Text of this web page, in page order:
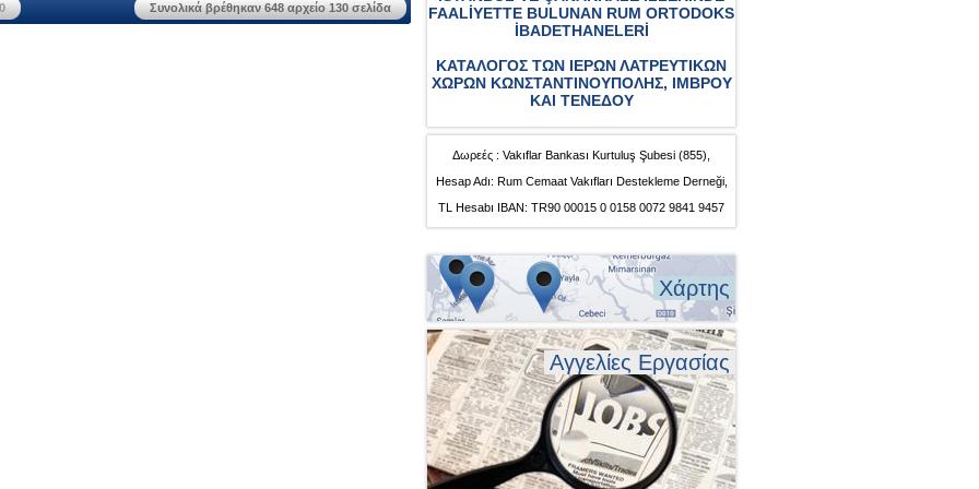
Συνολικά βρέθηκαν 648 αρχείο 130 σελίδα
FAALİYETTE BULUNAN RUM ORTODOKS
İBADETHANELERİ
ΚΑΤΑΛΟΓΟΣ ΤΩΝ ΙΕΡΩΝ ΛΑΤΡΕΥΤΙΚΩΝ
ΧΩΡΩΝ ΚΩΝΣΤΑΝΤΙΝΟΥΠΟΛΗΣ, ΙΜΒΡΟΥ
ΚΑΙ ΤΕΝΕΔΟΥ
Δωρεές : Vakıflar Bankası Kurtuluş Şubesi (855),
Hesap Adı: Rum Cemaat Vakıfları Destekleme Derneği,
TL Hesabı IBAN: TR90 00015 0 0158 0072 9841 9457
Χάρτης
Αγγελίες Εργασίας